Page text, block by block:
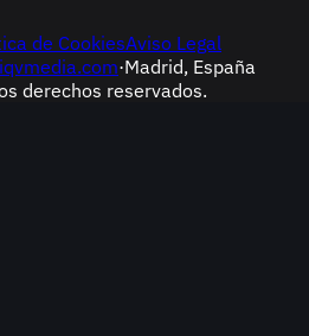
de CookiesAviso Legal
·Madrid, España
derechos reservados.